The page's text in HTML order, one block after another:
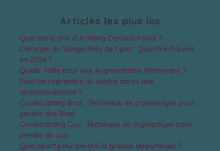
Articles les plus lus
Quel est le prix d’un lifting Cervico-facial ?
Chirurgie du Visage Près de Lyon : Quel Prix Prévoir
en 2024 ?
Quelle Taille pour une Augmentation Mammaire ?
Peut-on reprendre du ventre après une
abdominoplastie ?
Coolsculpting Bras : Technique de cryolipolyse pour
perdre des Bras
Coolsculpting Cou : Technique de cryolipolyse pour
perdre du cou
Quel sport pour perdre la graisse abdominale ?